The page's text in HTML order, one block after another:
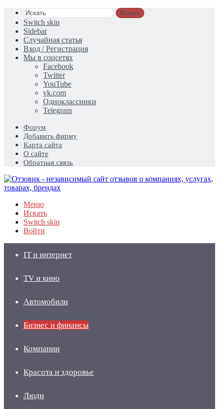
Искать
Switch skin
Sidebar
Случайная статья
Вход / Регистрация
Мы в соцсетях
Facebook
Twitter
YouTube
vk.com
Одноклассники
Telegram
Форум
Добавить фирму
Карта сайта
О сайте
Обратная связь
Меню
Искать
Switch skin
Войти
IT и интернет
TV и кино
Автомобили
Бизнес и финансы
Компании
Красота и здоровье
Люди